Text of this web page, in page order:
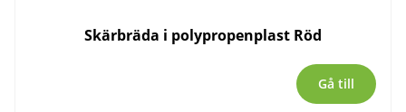
Skärbräda i polypropenplast Röd
Gå till